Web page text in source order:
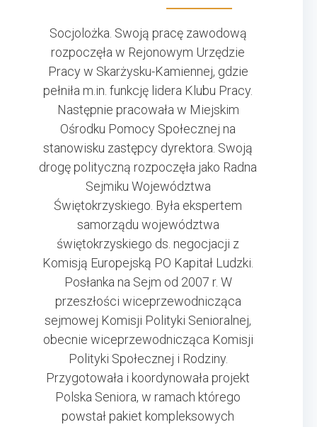
Socjolożka. Swoją pracę zawodową
rozpoczęła w Rejonowym Urzędzie
Pracy w Skarżysku-Kamiennej, gdzie
pełniła m.in. funkcję lidera Klubu Pracy.
Następnie pracowała w Miejskim
Ośrodku Pomocy Społecznej na
stanowisku zastępcy dyrektora. Swoją
drogę polityczną rozpoczęła jako Radna
Sejmiku Województwa
Świętokrzyskiego. Była ekspertem
samorządu województwa
świętokrzyskiego ds. negocjacji z
Komisją Europejską PO Kapitał Ludzki.
Posłanka na Sejm od 2007 r. W
przeszłości wiceprzewodnicząca
sejmowej Komisji Polityki Senioralnej,
obecnie wiceprzewodnicząca Komisji
Polityki Społecznej i Rodziny.
Przygotowała i koordynowała projekt
Polska Seniora, w ramach którego
powstał pakiet kompleksowych